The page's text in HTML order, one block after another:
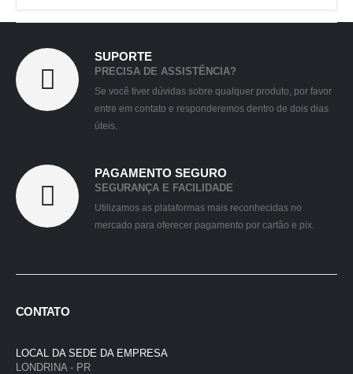
SUPORTE
PRECISA DE ASSISTÊNCIA?
Se você tiver dúvidas sobre qualquer produto, por favor
entre em contato e responderemos dentro de dois dias
úteis.
PAGAMENTO SEGURO
SEGURANÇA E FACILIDADE
Utilizamos as plataformas mais reconhecidas no
mercado para oferecer pagamento por cartão e pix.
CONTATO
LOCAL DA SEDE DA EMPRESA
LONDRINA - PR